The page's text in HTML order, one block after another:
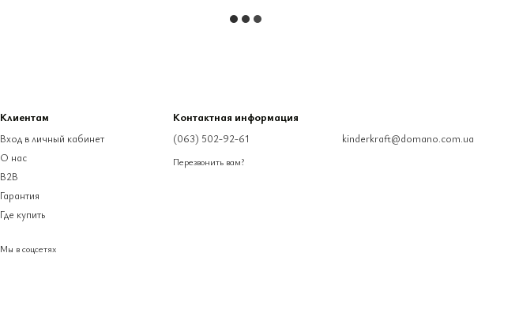
Клиентам
Вход в личный кабинет
О нас
B2B
Гарантия
Где купить
Мы в соцсетях
Контактная информация
(063) 502-92-61
Перезвонить вам?
kinderkraft@domano.com.ua